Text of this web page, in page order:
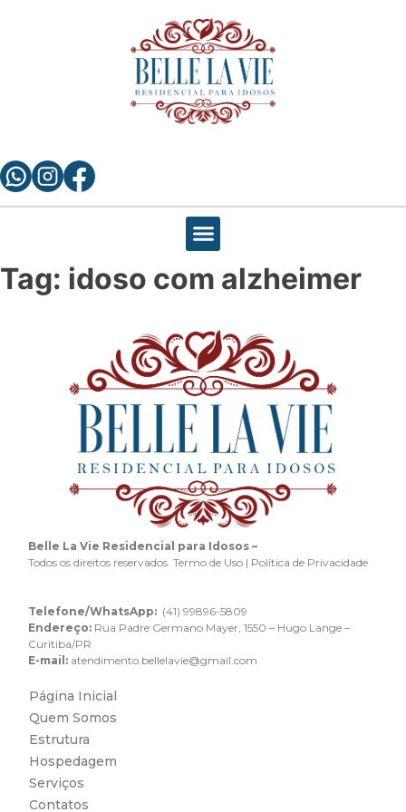
Tag: idoso com alzheimer
Belle La Vie Residencial para Idosos –
Todos os direitos reservados. Termo de Uso | Política de Privacidade
Telefone/WhatsApp: (41) 99896-5809
Endereço: Rua Padre Germano Mayer, 1550 – Hugo Lange –
Curitiba/PR
E-mail: atendimento.bellelavie@gmail.com
Página Inicial
Quem Somos
Estrutura
Hospedagem
Serviços
Contatos